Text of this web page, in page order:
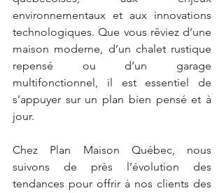
environnementaux et aux innovations
technologiques. Que vous rêviez d’une
maison moderne, d’un chalet rustique
repensé ou d’un garage
multifonctionnel, il est essentiel de
s’appuyer sur un plan bien pensé et à
jour.
Chez Plan Maison Québec, nous
suivons de près l’évolution des
tendances pour offrir à nos clients des